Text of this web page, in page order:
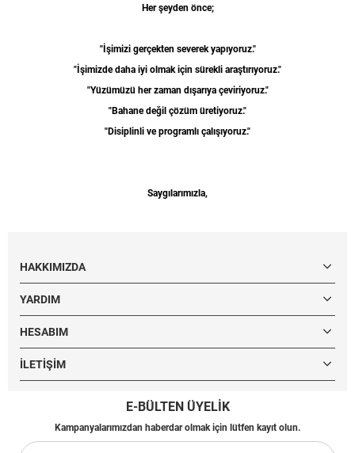
Her şeyden önce;
"İşimizi gerçekten severek yapıyoruz."
"İşimizde daha iyi olmak için sürekli araştırıyoruz."
"Yüzümüzü her zaman dışarıya çeviriyoruz."
"Bahane değil çözüm üretiyoruz."
"Disiplinli ve programlı çalışıyoruz."
Saygılarımızla,
HAKKIMIZDA
YARDIM
HESABIM
İLETIŞIM
E-BÜLTEN ÜYELİK
Kampanyalarımızdan haberdar olmak için lütfen kayıt olun.